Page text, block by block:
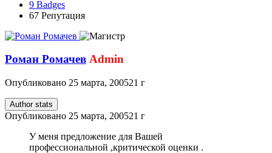
9 Badges
67 Репутация
Роман Ромачев Admin
Опубликовано 25 марта, 200521 г
Author stats
Опубликовано 25 марта, 200521 г
У меня предложение для Вашей
профессиональной ,критической оценки .